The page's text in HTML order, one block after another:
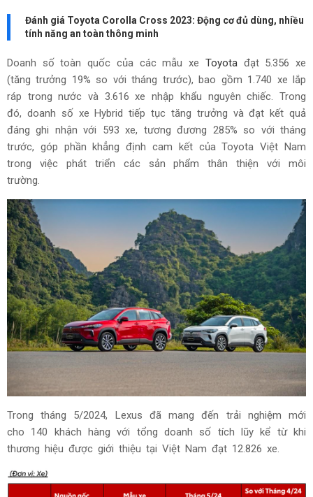
Đánh giá Toyota Corolla Cross 2023: Động cơ đủ dùng, nhiều
tính năng an toàn thông minh
Doanh số toàn quốc của các mẫu xe Toyotađạt 5.356 xe
(tăng trưởng 19% so với tháng trước), bao gồm 1.740 xe lắp
ráp trong nước và 3.616 xe nhập khẩu nguyên chiếc. Trong
đó, doanh số xe Hybrid tiếp tục tăng trưởng và đạt kết quả
đáng ghi nhận với 593 xe, tương đương 285% so với tháng
trước, góp phần khẳng định cam kết của Toyota Việt Nam
trong việc phát triển các sản phẩm thân thiện với môi
trường.
Trong tháng 5/2024, Lexus đã mang đến trải nghiệm mới
cho 140 khách hàng với tổng doanh số tích lũy kể từ khi
thương hiệu được giới thiệu tại Việt Nam đạt 12.826 xe.